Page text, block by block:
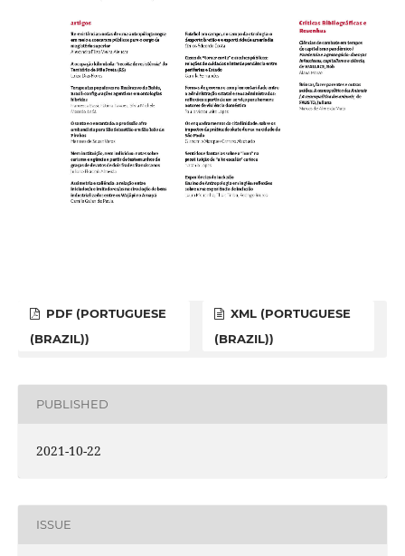
PDF (PORTUGUESE
(BRAZIL))
XML (PORTUGUESE
(BRAZIL))
PUBLISHED
2021-10-22
ISSUE